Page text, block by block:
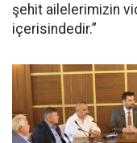
şehit ailelerimizin
içerisindedir.”